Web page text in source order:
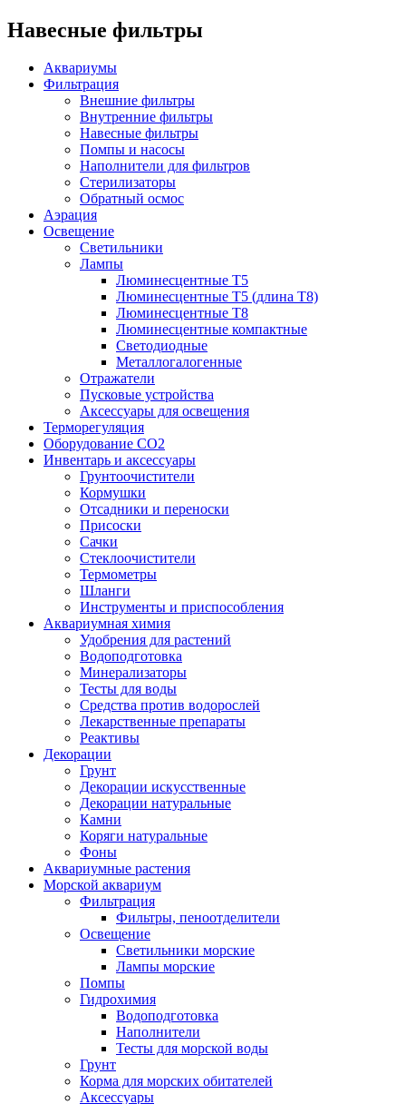
Навесные фильтры
Аквариумы
Фильтрация
Внешние фильтры
Внутренние фильтры
Навесные фильтры
Помпы и насосы
Наполнители для фильтров
Стерилизаторы
Обратный осмос
Аэрация
Освещение
Светильники
Лампы
Люминесцентные T5
Люминесцентные T5 (длина T8)
Люминесцентные T8
Люминесцентные компактные
Светодиодные
Металлогалогенные
Отражатели
Пусковые устройства
Аксессуары для освещения
Терморегуляция
Оборудование CO2
Инвентарь и аксессуары
Грунтоочистители
Кормушки
Отсадники и переноски
Присоски
Сачки
Стеклоочистители
Термометры
Шланги
Инструменты и приспособления
Аквариумная химия
Удобрения для растений
Водоподготовка
Минерализаторы
Тесты для воды
Средства против водорослей
Лекарственные препараты
Реактивы
Декорации
Грунт
Декорации искусственные
Декорации натуральные
Камни
Коряги натуральные
Фоны
Аквариумные растения
Морской аквариум
Фильтрация
Фильтры, пеноотделители
Освещение
Светильники морские
Лампы морские
Помпы
Гидрохимия
Водоподготовка
Наполнители
Тесты для морской воды
Грунт
Корма для морских обитателей
Аксессуары